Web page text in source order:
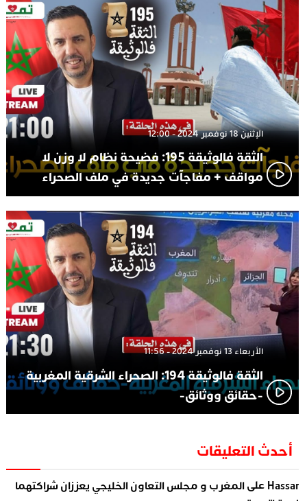
الإثنين 18 نوفمبر 2024 - 12:00
الثقة فالوثيقة 195: فضيحة نظام لا وزن لا
مواقف + مفاجآت جديدة في ملف الصحراء
الأربعاء 13 نوفمبر 2024 - 11:56
الثقة فالوثيقة 194: الصحراء الشرقية المغربية
-حقائق ووثائق-
أحدث التعليقات
علىالمغرب و مجلس التعاون الخليجي يعززان شراكتهما